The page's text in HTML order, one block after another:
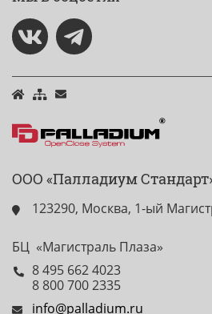
ООО «Палладиум
123290, Москва, 1-ый
БЦ «Магистраль Плаза»
8 495 662 4023
8 800 700 2335
info@palladium.ru